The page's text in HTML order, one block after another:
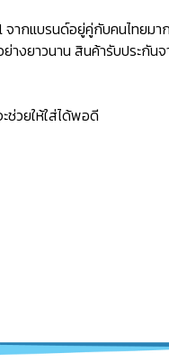
จากแบรนด์อยู่คู่กับคนไทย
างยาวนาน สินค้ารับประกัน
ช่วยให้ใส่ได้พอดี